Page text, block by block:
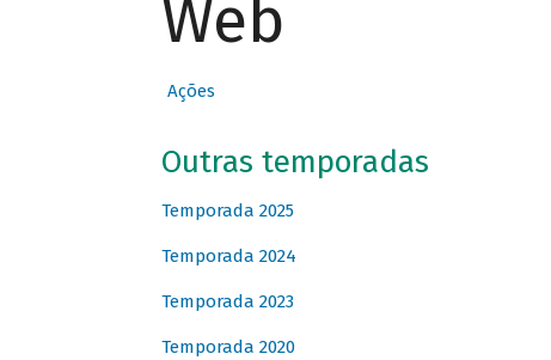
Web
Ações
Outras temporadas
Temporada 2025
Temporada 2024
Temporada 2023
Temporada 2020